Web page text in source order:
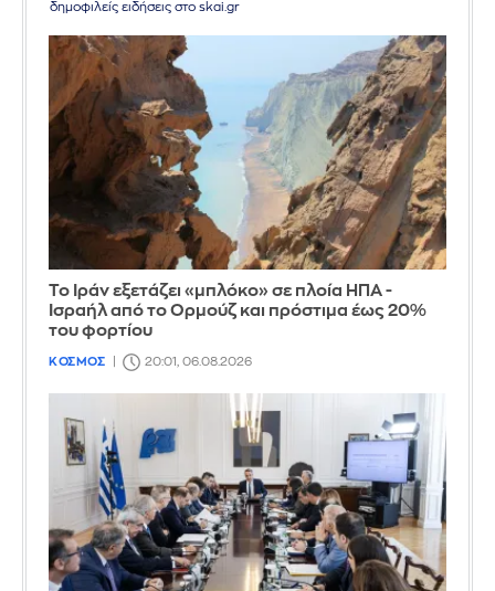
δημοφιλείς ειδήσεις στο skai.gr
Το Ιράν εξετάζει «μπλόκο» σε πλοία ΗΠΑ -
Ισραήλ από το Ορμούζ και πρόστιμα έως 20%
του φορτίου
ΚΟΣΜΟΣ 20:01, 06.08.2026